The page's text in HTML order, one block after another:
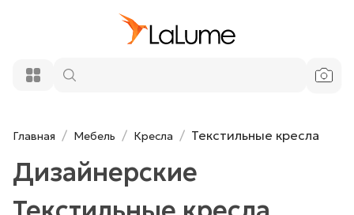
Главная Мебель Кресла Текстильные кресла
Дизайнерские